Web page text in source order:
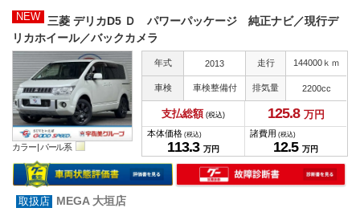
NEW
三菱 デリカD5 Ｄ パワーパッケージ 純正ナビ／現行デ
リカホイール／バックカメラ
カラー | パール系
年式 2013 走行 144000ｋｍ
車検 車検整備付 排気量 2200cc
支払総額 (税込) 125.8 万円
本体価格 (税込)
113.3 万円
諸費用 (税込)
12.5 万円
MEGA 大垣店